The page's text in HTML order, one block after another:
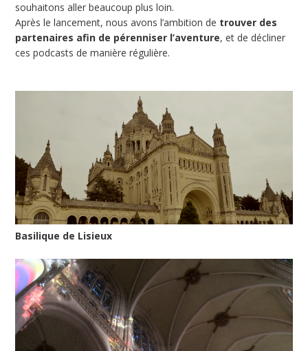
souhaitons aller beaucoup plus loin.
Après le lancement, nous avons l’ambition de trouver des
partenaires afin de pérenniser l’aventure, et de décliner
ces podcasts de manière régulière.
Basilique de Lisieux